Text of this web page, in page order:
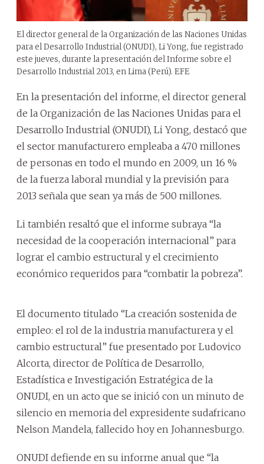
El director general de la Organización de las Naciones Unidas
para el Desarrollo Industrial (ONUDI), Li Yong, fue registrado
este jueves, durante la presentación del Informe sobre el
Desarrollo Industrial 2013, en Lima (Perú). EFE
En la presentación del informe, el director general
de la Organización de las Naciones Unidas para el
Desarrollo Industrial (ONUDI), Li Yong, destacó que
el sector manufacturero empleaba a 470 millones
de personas en todo el mundo en 2009, un 16 %
de la fuerza laboral mundial y la previsión para
2013 señala que sean ya más de 500 millones.
Li también resaltó que el informe subraya “la
necesidad de la cooperación internacional” para
lograr el cambio estructural y el crecimiento
económico requeridos para “combatir la pobreza”.
El documento titulado “La creación sostenida de
empleo: el rol de la industria manufacturera y el
cambio estructural” fue presentado por Ludovico
Alcorta, director de Política de Desarrollo,
Estadística e Investigación Estratégica de la
ONUDI, en un acto que se inició con un minuto de
silencio en memoria del expresidente sudafricano
Nelson Mandela, fallecido hoy en Johannesburgo.
ONUDI defiende en su informe anual que “la